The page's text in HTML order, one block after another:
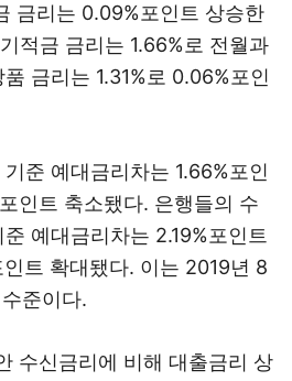
금리는 0.09%포인트 상승한
적금 금리는 1.66%로 전월과
금리는 1.31%로 0.06%포인
준 예대금리차는 1.66%포인
인트 축소됐다. 은행들의 수
예대금리차는 2.19%포인트
트 확대됐다. 이는 2019년 8
준이다.
수신금리에 비해 대출금리 상